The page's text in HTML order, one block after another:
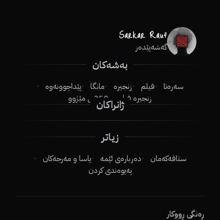
گەشەپێدەر
بەشەکان
سەرەتا فیلم زنجیرە مانگا
پێداچوونەوە
زنجیرە فیلم
250ـی مێژوو
ژانراکان
زیاتر
ستافەکەمان دەربارەی ئێمە
یاسا و مەرجەکان
پەیوەندی کردن
ڕەنگی ڕووکار